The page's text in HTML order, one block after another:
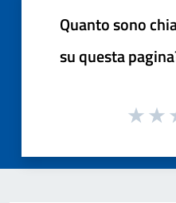
Quanto sono
su questa